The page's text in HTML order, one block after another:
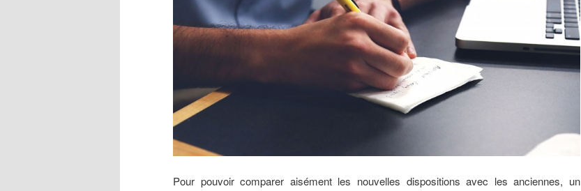
Pour pouvoir comparer aisément les nouvelles dispositions avec les anciennes, un